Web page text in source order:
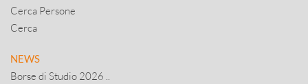
Cerca Persone
Cerca
NEWS
Borse di Studio 2026 ..